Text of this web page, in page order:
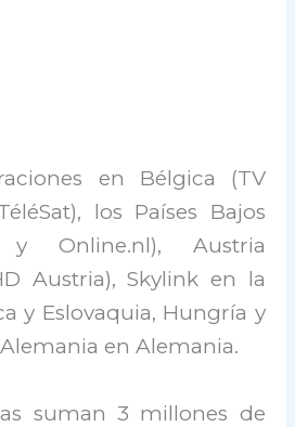
en Bélgica (TV
los Países Bajos
y Online.nl), Austria
Austria), Skylink en la
y Eslovaquia, Hungría y
en Alemania.
suman 3 millones de